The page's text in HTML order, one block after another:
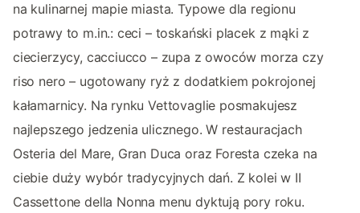
na kulinarnej mapie miasta. Typowe dla regionu
potrawy to m.in.: ceci – toskański placek z mąki z
ciecierzycy, cacciucco – zupa z owoców morza czy
riso nero – ugotowany ryż z dodatkiem pokrojonej
kałamarnicy. Na rynku Vettovaglie posmakujesz
najlepszego jedzenia ulicznego. W restauracjach
Osteria del Mare, Gran Duca oraz Foresta czeka na
ciebie duży wybór tradycyjnych dań. Z kolei w II
Cassettone della Nonna menu dyktują pory roku.